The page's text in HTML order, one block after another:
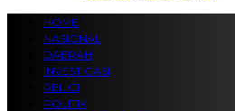
HOME
NASIONAL
DAERAH
INVESTIGASI
RELIGI
POLITIK